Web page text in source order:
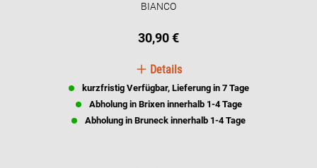
BIANCO
30,90 €
Details
kurzfristig Verfügbar, Lieferung in 7 Tage
Abholung in Brixen innerhalb 1-4 Tage
Abholung in Bruneck innerhalb 1-4 Tage